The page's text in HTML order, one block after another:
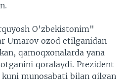
O'zbekistonim"
Umarov ozod etilganidan
qamoqxonalarda yana
qoralaydi. Prezident
munosabati bilan qilgan